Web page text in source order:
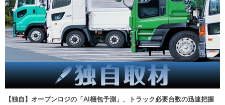
【独自】オープンロジの「AI梱包予測」、トラック必要台数の迅速把握